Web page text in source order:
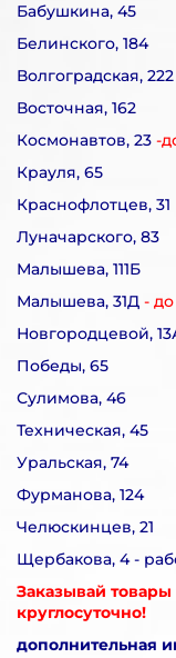
Бабушкина, 45
Белинского, 184
Волгоградская, 222
Восточная, 162
Космонавтов, 23 -
Крауля, 65
Краснофлотцев, 31
Луначарского, 83
Малышева, 111Б
Малышева, 31Д - до
Новгородцевой,
Победы, 65
Сулимова, 46
Техническая, 45
Уральская, 74
Фурманова, 124
Челюскинцев, 21
Щербакова, 4 -
Заказывай
круглосуточно!
дополнительная